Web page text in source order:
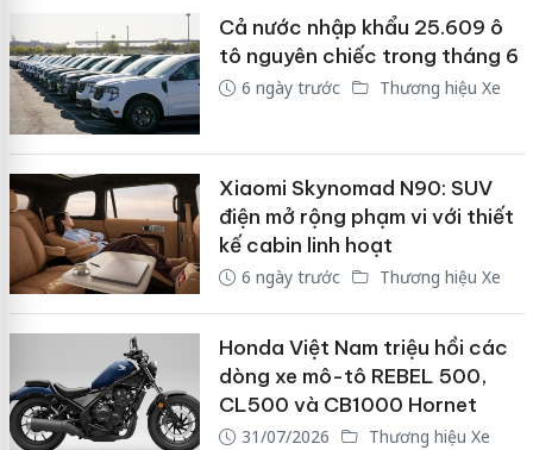
Cả nước nhập khẩu 25.609 ô
tô nguyên chiếc trong tháng 6
6 ngày trước Thương hiệu Xe
Xiaomi Skynomad N90: SUV
điện mở rộng phạm vi với thiết
kế cabin linh hoạt
6 ngày trước Thương hiệu Xe
Honda Việt Nam triệu hồi các
dòng xe mô-tô REBEL 500,
CL500 và CB1000 Hornet
31/07/2026 Thương hiệu Xe